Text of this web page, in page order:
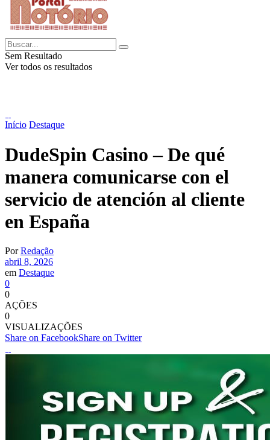
Sem Resultado
Ver todos os resultados
Início Destaque
DudeSpin Casino – De qué
manera comunicarse con el
servicio de atención al cliente
en España
Por Redação
abril 8, 2026
em Destaque
0
0
AÇÕES
0
VISUALIZAÇÕES
Share on FacebookShare on Twitter